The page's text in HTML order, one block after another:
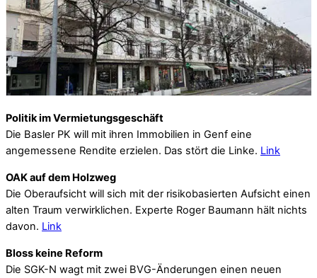
Politik im Vermietungsgeschäft
Die Basler PK will mit ihren Immobilien in Genf eine
angemessene Rendite erzielen. Das stört die Linke. Link
OAK auf dem Holzweg
Die Oberaufsicht will sich mit der risikobasierten Aufsicht einen
alten Traum verwirklichen. Experte Roger Baumann hält nichts
davon. Link
Bloss keine Reform
Die SGK-N wagt mit zwei BVG-Änderungen einen neuen